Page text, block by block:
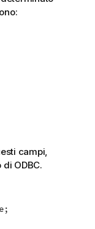
campi,
di ODBC.